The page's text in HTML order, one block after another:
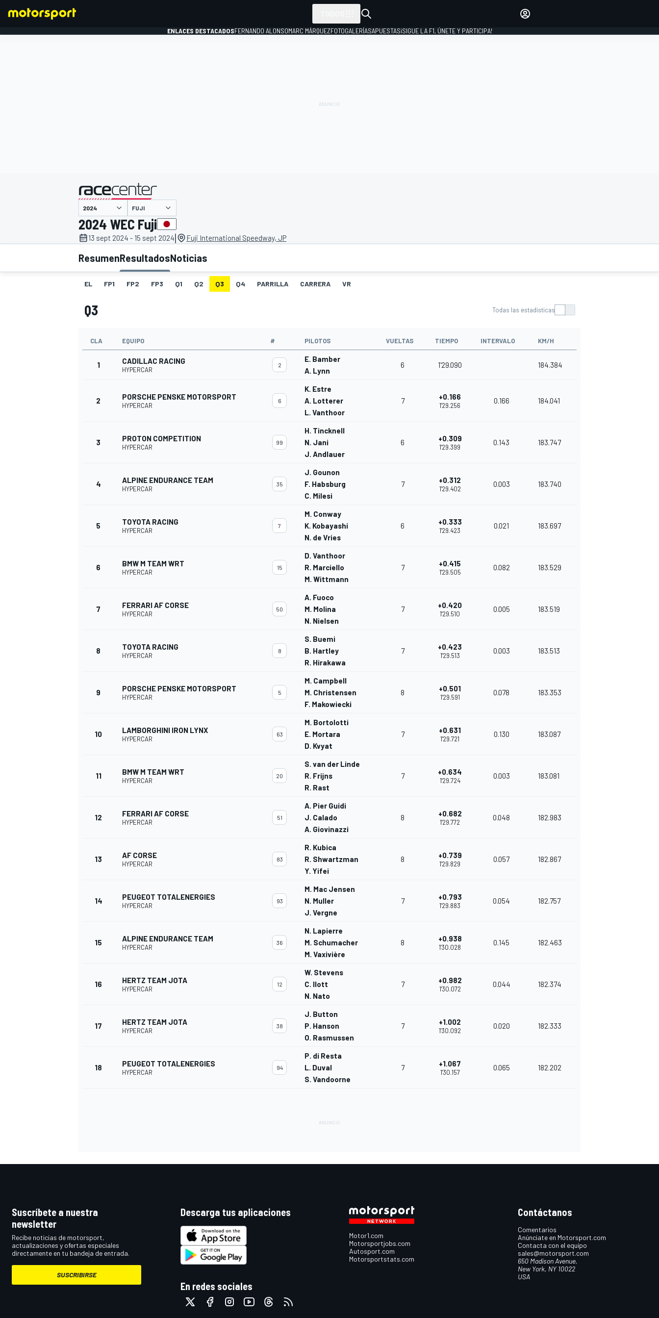
INDYCAR WRC
FÓRMULA E
ENLACES DESTACADOSFERNANDO ALONSOMARC MÁRQUEZFOTOGALERÍASAPUESTAS¡SIGUE LA F1, ÚNETE Y PARTICIPA!
presentado por
FUJI
2024 WEC Fuji
13 sept 2024 - 15 sept 2024| Fuji International Speedway, JP
ResumenResultadosNoticias
EL FP1 FP2 FP3 Q1 Q2 Q3 Q4 PARRILLA CARRERA VR
Q3 Todas las estadísticas
CLA EQUIPO # PILOTOS VUELTAS TIEMPO INTERVALO KM/H
1 CADILLAC RACING
HYPERCAR
2
E. Bamber
A. Lynn
6 1'29.090 184.384
2 PORSCHE PENSKE MOTORSPORT
HYPERCAR
6
K. Estre
A. Lotterer
L. Vanthoor
7 +0.166
1'29.256
0.166 184.041
3 PROTON COMPETITION
HYPERCAR
99
H. Tincknell
N. Jani
J. Andlauer
6 +0.309
1'29.399
0.143 183.747
4 ALPINE ENDURANCE TEAM
HYPERCAR
35
J. Gounon
F. Habsburg
C. Milesi
7 +0.312
1'29.402
0.003 183.740
5 TOYOTA RACING
HYPERCAR
7
M. Conway
K. Kobayashi
N. de Vries
6 +0.333
1'29.423
0.021 183.697
6 BMW M TEAM WRT
HYPERCAR
15
D. Vanthoor
R. Marciello
M. Wittmann
7 +0.415
1'29.505
0.082 183.529
7 FERRARI AF CORSE
HYPERCAR
50
A. Fuoco
M. Molina
N. Nielsen
7 +0.420
1'29.510
0.005 183.519
8 TOYOTA RACING
HYPERCAR
8
S. Buemi
B. Hartley
R. Hirakawa
7 +0.423
1'29.513
0.003 183.513
9 PORSCHE PENSKE MOTORSPORT
HYPERCAR
5
M. Campbell
M. Christensen
F. Makowiecki
8 +0.501
1'29.591
0.078 183.353
10 LAMBORGHINI IRON LYNX
HYPERCAR
63
M. Bortolotti
E. Mortara
D. Kvyat
7 +0.631
1'29.721
0.130 183.087
11 BMW M TEAM WRT
HYPERCAR
20
S. van der Linde
R. Frijns
R. Rast
7 +0.634
1'29.724
0.003 183.081
12 FERRARI AF CORSE
HYPERCAR
51
A. Pier Guidi
J. Calado
A. Giovinazzi
8 +0.682
1'29.772
0.048 182.983
13 AF CORSE
HYPERCAR
83
R. Kubica
R. Shwartzman
Y. Yifei
8 +0.739
1'29.829
0.057 182.867
14 PEUGEOT TOTALENERGIES
HYPERCAR
93
M. Mac Jensen
N. Muller
J. Vergne
7 +0.793
1'29.883
0.054 182.757
15 ALPINE ENDURANCE TEAM
HYPERCAR
36
N. Lapierre
M. Schumacher
M. Vaxivière
8 +0.938
1'30.028
0.145 182.463
16 HERTZ TEAM JOTA
HYPERCAR
12
W. Stevens
C. Ilott
N. Nato
7 +0.982
1'30.072
0.044 182.374
17 HERTZ TEAM JOTA
HYPERCAR
38
J. Button
P. Hanson
O. Rasmussen
7 +1.002
1'30.092
0.020 182.333
18 PEUGEOT TOTALENERGIES
HYPERCAR
94
P. di Resta
L. Duval
S. Vandoorne
7 +1.067
1'30.157
0.065 182.202
Suscríbete a nuestra
newsletter
Recibe noticias de motorsport,
actualizaciones y ofertas especiales
directamente en tu bandeja de entrada.
SUSCRIBIRSE
Descarga tus aplicaciones
En redes sociales
Motor1.com
Motorsportjobs.com
Autosport.com
Motorsportstats.com
Contáctanos
Comentarios
Anúnciate en Motorsport.com
Contacta con el equipo
sales@motorsport.com
650 Madison Avenue,
New York, NY 10022
USA